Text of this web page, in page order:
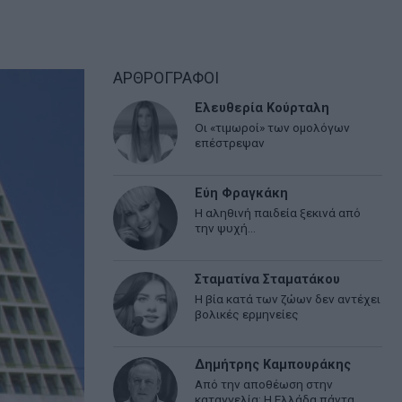
ΑΡΘΡΟΓΡΑΦΟΙ
Ελευθερία Κούρταλη
Οι «τιμωροί» των ομολόγων
επέστρεψαν
Εύη Φραγκάκη
Η αληθινή παιδεία ξεκινά από
την ψυχή…
Σταματίνα Σταματάκου
Η βία κατά των ζώων δεν αντέχει
βολικές ερμηνείες
Δημήτρης Καμπουράκης
Από την αποθέωση στην